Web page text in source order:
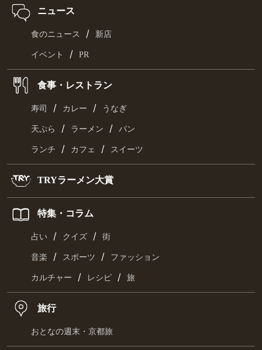
ニュース
食のニュース / 新店
イベント / PR
食事・レストラン
寿司 / カレー / うなぎ
天ぷら / ラーメン / パン
ランチ / カフェ / スイーツ
TRYラーメン大賞
特集・コラム
占い / クイズ / 街
音楽 / スポーツ / ファッション
カルチャー / レシピ / 旅
旅行
おとなの週末・京都旅